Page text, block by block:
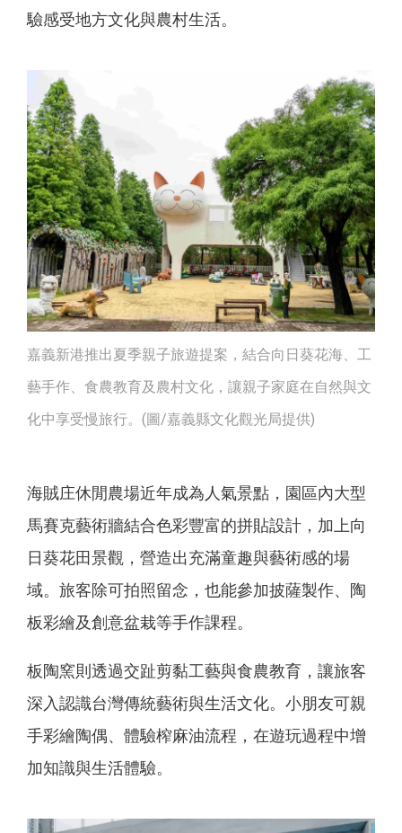
驗感受地方文化與農村生活。
嘉義新港推出夏季親子旅遊提案，結合向日葵花海、工
藝手作、食農教育及農村文化，讓親子家庭在自然與文
化中享受慢旅行。(圖/嘉義縣文化觀光局提供)
海賊庄休閒農場近年成為人氣景點，園區內大型
馬賽克藝術牆結合色彩豐富的拼貼設計，加上向
日葵花田景觀，營造出充滿童趣與藝術感的場
域。旅客除可拍照留念，也能參加披薩製作、陶
板彩繪及創意盆栽等手作課程。
板陶窯則透過交趾剪黏工藝與食農教育，讓旅客
深入認識台灣傳統藝術與生活文化。小朋友可親
手彩繪陶偶、體驗榨麻油流程，在遊玩過程中增
加知識與生活體驗。